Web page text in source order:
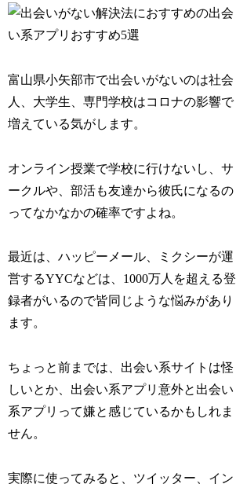
富山県小矢部市で出会いがないのは社会
人、大学生、専門学校はコロナの影響で
増えている気がします。
オンライン授業で学校に行けないし、サ
ークルや、部活も友達から彼氏になるの
ってなかなかの確率ですよね。
最近は、ハッピーメール、ミクシーが運
営するYYCなどは、1000万人を超える登
録者がいるので皆同じような悩みがあり
ます。
ちょっと前までは、出会い系サイトは怪
しいとか、出会い系アプリ意外と出会い
系アプリって嫌と感じているかもしれま
せん。
実際に使ってみると、ツイッター、イン